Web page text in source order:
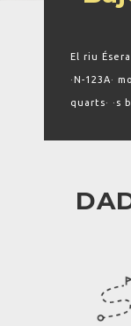
El riu
·N-123A·
quarts· ·s